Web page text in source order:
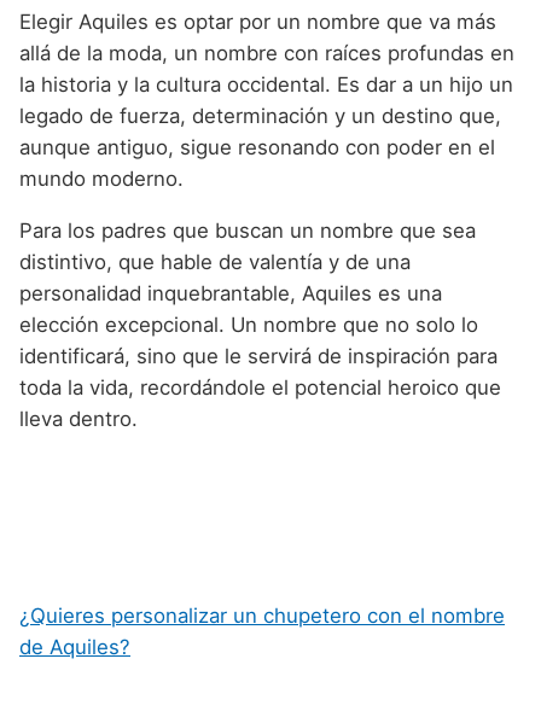
Elegir Aquiles es optar por un nombre que va más
allá de la moda, un nombre con raíces profundas en
la historia y la cultura occidental. Es dar a un hijo un
legado de fuerza, determinación y un destino que,
aunque antiguo, sigue resonando con poder en el
mundo moderno.
Para los padres que buscan un nombre que sea
distintivo, que hable de valentía y de una
personalidad inquebrantable, Aquiles es una
elección excepcional. Un nombre que no solo lo
identificará, sino que le servirá de inspiración para
toda la vida, recordándole el potencial heroico que
lleva dentro.
¿Quieres personalizar un chupetero con el nombre
de Aquiles?